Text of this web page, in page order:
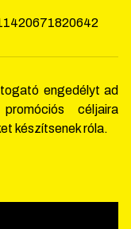
engedélyt ad
céljaira
készítsenek róla.